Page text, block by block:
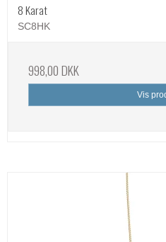
8 Karat
SC8HK
998,00 DKK
Vis